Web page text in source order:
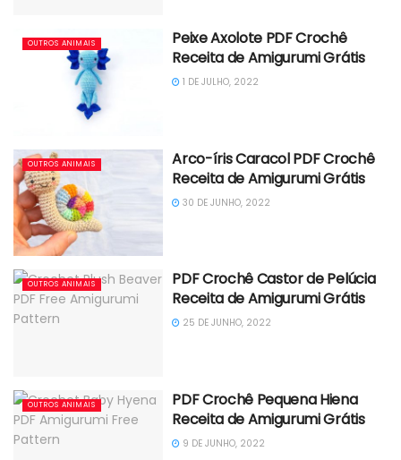
OUTROS ANIMAIS
Peixe Axolote PDF Crochê
Receita de Amigurumi Grátis
1 DE JULHO, 2022
OUTROS ANIMAIS
Arco-íris Caracol PDF Crochê
Receita de Amigurumi Grátis
30 DE JUNHO, 2022
OUTROS ANIMAIS
PDF Crochê Castor de Pelúcia
Receita de Amigurumi Grátis
25 DE JUNHO, 2022
OUTROS ANIMAIS
PDF Crochê Pequena Hiena
Receita de Amigurumi Grátis
9 DE JUNHO, 2022